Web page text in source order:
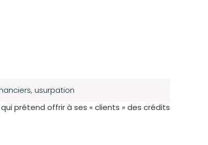
, usurpation
qui prétend offrir à ses « clients » des crédits